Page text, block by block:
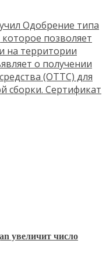
Одобрение типа
позволяет
на территории
о получении
(ОТТС) для
сборки. Сертификат
увеличит число